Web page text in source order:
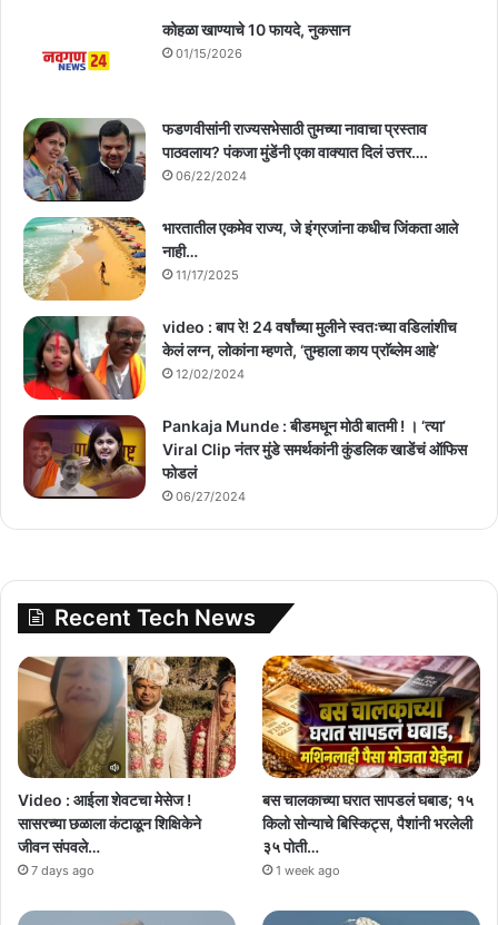
कोहळा खाण्याचे 10 फायदे, नुकसान
01/15/2026
फडणवीसांनी राज्यसभेसाठी तुमच्या नावाचा प्रस्ताव
पाठवलाय? पंकजा मुंडेंनी एका वाक्यात दिलं उत्तर….
06/22/2024
भारतातील एकमेव राज्य, जे इंग्रजांना कधीच जिंकता आले
नाही…
11/17/2025
video : बाप रे! 24 वर्षांच्या मुलीने स्वतःच्या वडिलांशीच
केलं लग्न, लोकांना म्हणते, ‘तुम्हाला काय प्राॅब्लेम आहे’
12/02/2024
Pankaja Munde : बीडमधून मोठी बातमी ! । ‘त्या’
Viral Clip नंतर मुंडे समर्थकांनी कुंडलिक खाडेंचं ऑफिस
फोडलं
06/27/2024
Recent Tech News
Video : आईला शेवटचा मेसेज !
सासरच्या छळाला कंटाळून शिक्षिकेने
जीवन संपवले…
7 days ago
बस चालकाच्या घरात सापडलं घबाड; १५
किलो सोन्याचे बिस्किट्स, पैशांनी भरलेली
३५ पोती…
1 week ago